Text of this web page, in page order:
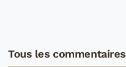
Tous les commentaires